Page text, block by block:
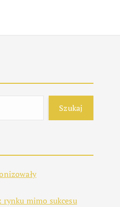
Szukaj
rynku mimo sukcesu